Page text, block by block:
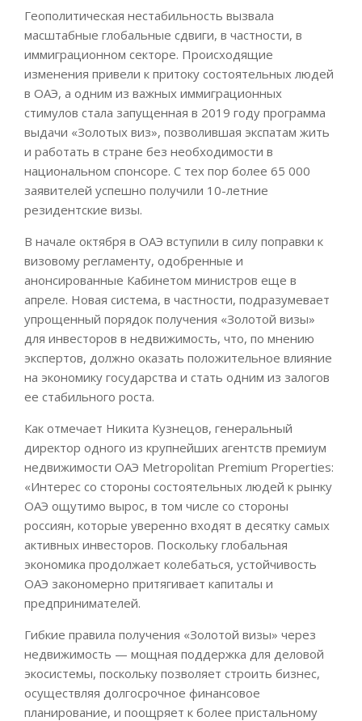
Геополитическая нестабильность вызвала
масштабные глобальные сдвиги, в частности, в
иммиграционном секторе. Происходящие
изменения привели к притоку состоятельных людей
в ОАЭ, а одним из важных иммиграционных
стимулов стала запущенная в 2019 году программа
выдачи «Золотых виз», позволившая экспатам жить
и работать в стране без необходимости в
национальном спонсоре. С тех пор более 65 000
заявителей успешно получили 10-летние
резидентские визы.
В начале октября в ОАЭ вступили в силу поправки к
визовому регламенту, одобренные и
анонсированные Кабинетом министров еще в
апреле. Новая система, в частности, подразумевает
упрощенный порядок получения «Золотой визы»
для инвесторов в недвижимость, что, по мнению
экспертов, должно оказать положительное влияние
на экономику государства и стать одним из залогов
ее стабильного роста.
Как отмечает Никита Кузнецов, генеральный
директор одного из крупнейших агентств премиум
недвижимости ОАЭ Metropolitan Premium Properties:
«Интерес со стороны состоятельных людей к рынку
ОАЭ ощутимо вырос, в том числе со стороны
россиян, которые уверенно входят в десятку самых
активных инвесторов. Поскольку глобальная
экономика продолжает колебаться, устойчивость
ОАЭ закономерно притягивает капиталы и
предпринимателей.
Гибкие правила получения «Золотой визы» через
недвижимость — мощная поддержка для деловой
экосистемы, поскольку позволяет строить бизнес,
осуществляя долгосрочное финансовое
планирование, и поощряет к более пристальному